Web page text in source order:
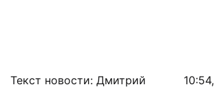
Текст новости: Дмитрий
10:54,